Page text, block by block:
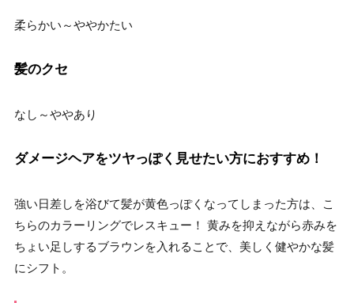
柔らかい～ややかたい
髪のクセ
なし～ややあり
ダメージヘアをツヤっぽく見せたい方におすすめ！
強い日差しを浴びて髪が黄色っぽくなってしまった方は、こ
ちらのカラーリングでレスキュー！ 黄みを抑えながら赤みを
ちょい足しするブラウンを入れることで、美しく健やかな髪
にシフト。